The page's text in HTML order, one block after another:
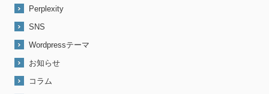
Perplexity
SNS
Wordpressテーマ
お知らせ
コラム